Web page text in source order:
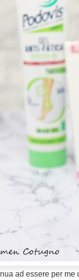
ad essere per me